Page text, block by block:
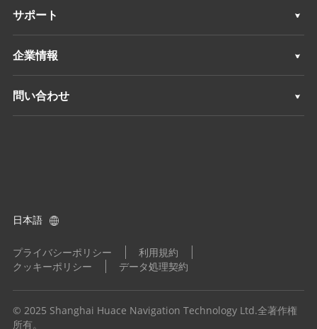
深浅測量
ポジショニングサービス
測量 & エンジニアリング
深浅測量
サポート
サポート
企業情報
概要
問い合わせ
プライバシーポリシー
利用規約
クッキーポリシー
データ処理契約
日本語
© 2025 Shanghai Huace Navigation Technology Ltd.全著作権
所有。